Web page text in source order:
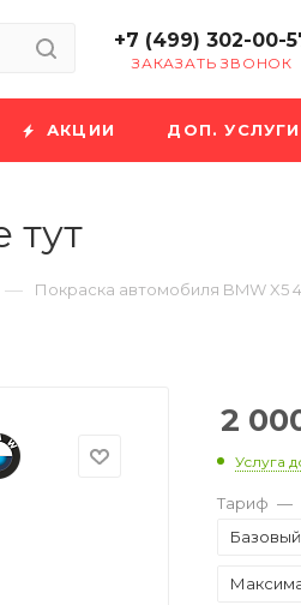
+7 (499) 302-00-
ЗАКАЗАТЬ ЗВОНОК
АКЦИИ ДОП. УСЛУГИ
тут
— Покраска автомобиля BMW X5
2
Услуга
Тариф —
Базовый